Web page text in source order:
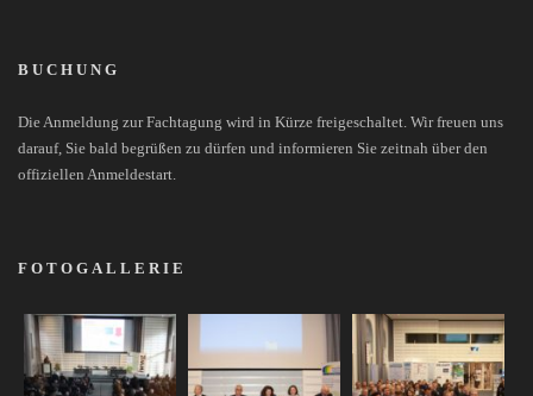
BUCHUNG
Die Anmeldung zur Fachtagung wird in Kürze freigeschaltet. Wir freuen uns
darauf, Sie bald begrüßen zu dürfen und informieren Sie zeitnah über den
offiziellen Anmeldestart.
FOTOGALLERIE